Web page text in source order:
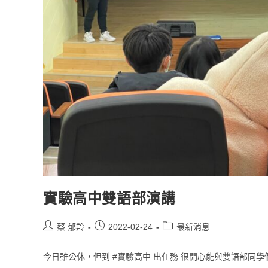
實驗高中雙語部演講
蔡 郁羚 2022-02-24 最新消息
今日雖公休，但到 #實驗高中 出任務 很開心能與雙語部同學